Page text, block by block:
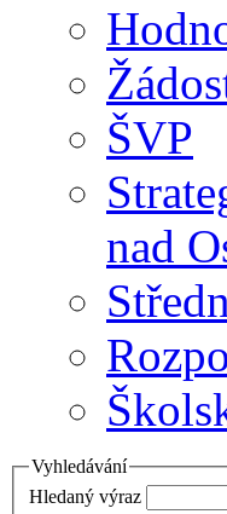
ŠVP
nad
Vyhledávání
Hledaný výraz